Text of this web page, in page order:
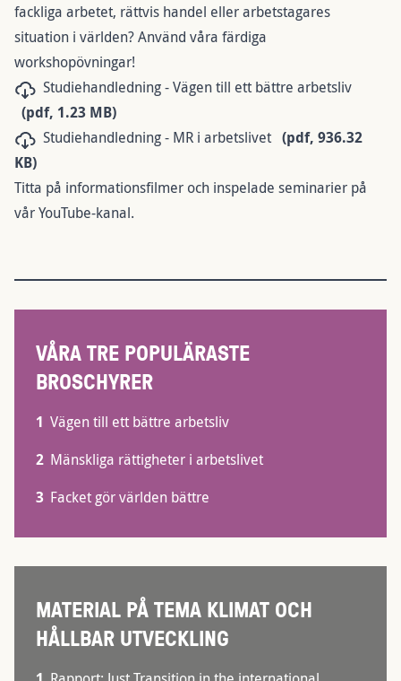
fackliga arbetet, rättvis handel eller arbetstagares
situation i världen? Använd våra färdiga
workshopövningar!
Dokument
Studiehandledning - Vägen till ett bättre arbetsliv
(pdf, 1.23 MB)
Dokument
Studiehandledning - MR i arbetslivet (pdf, 936.32
KB)
Titta på informationsfilmer och inspelade seminarier på
vårYouTube-kanal.
VÅRA TRE POPULÄRASTE
BROSCHYRER
1 Vägen till ett bättre arbetsliv
2 Mänskliga rättigheter i arbetslivet
3 Facket gör världen bättre
MATERIAL PÅ TEMA KLIMAT OCH
HÅLLBAR UTVECKLING